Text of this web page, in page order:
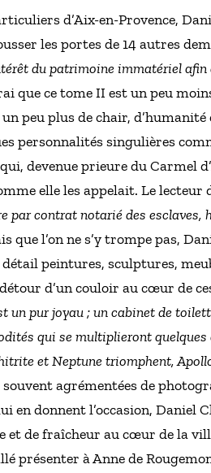
d’Aix-en-Provence,
les portes de 14 autres
du patrimoine immatériel afin
que ce tome II est un peu
peu plus de chair,
personnalités singulières
devenue prieure du Carmel
elle les appelait. Le lecteur
par contrat notarié des esclaves,
que l’on ne s’y trompe pas,
peintures, sculptures,
d’un couloir au cœur de
un pur joyau ; un cabinet de
qui se multiplieront
et Neptune triomphent,
agrémentées de
donnent l’occasion, Daniel
et de fraîcheur au cœur de la
présenter à Anne de